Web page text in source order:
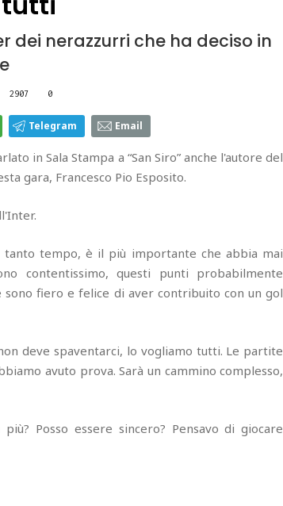
dei nerazzurri che ha deciso in
2907 0
Telegram Email
in Sala Stampa a “San Siro” anche l'autore del
gara, Francesco Pio Esposito.
tanto tempo, è il più importante che abbia mai
contentissimo, questi punti probabilmente
fiero e felice di aver contribuito con un gol
deve spaventarci, lo vogliamo tutti. Le partite
avuto prova. Sarà un cammino complesso,
Posso essere sincero? Pensavo di giocare